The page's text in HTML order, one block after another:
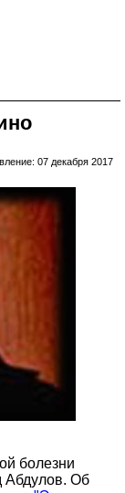
07 декабря 2017
болезни
Абдулов. Об